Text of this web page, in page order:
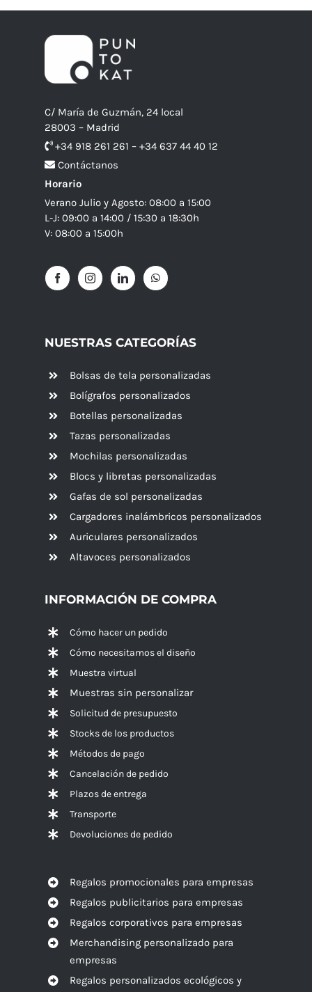
C/ María de Guzmán, 24 local
28003 – Madrid
+34 918 261 261 – +34 637 44 40 12
Contáctanos
Horario
Verano Julio y Agosto: 08:00 a 15:00
L-J: 09:00 a 14:00 / 15:30 a 18:30h
V: 08:00 a 15:00h
NUESTRAS CATEGORÍAS
Bolsas de tela personalizadas
Bolígrafos personalizados
Botellas personalizadas
Tazas personalizadas
Mochilas personalizadas
Blocs y libretas personalizadas
Gafas de sol personalizadas
Cargadores inalámbricos personalizados
Auriculares personalizados
Altavoces personalizados
INFORMACIÓN DE COMPRA
Cómo hacer un pedido
Cómo necesitamos el diseño
Muestra virtual
Muestras sin personalizar
Solicitud de presupuesto
Stocks de los productos
Métodos de pago
Cancelación de pedido
Plazos de entrega
Transporte
Devoluciones de pedido
Regalos promocionales para empresas
Regalos publicitarios para empresas
Regalos corporativos para empresas
Merchandising personalizado para
empresas
Regalos personalizados ecológicos y